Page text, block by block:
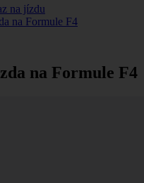
na jízdu
na Formule F4
na Formule F4